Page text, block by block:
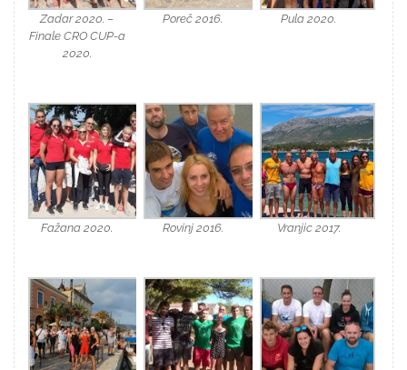
Zadar 2020. –
Finale CRO CUP-a
2020.
Poreč 2016. Pula 2020.
Fažana 2020. Rovinj 2016. Vranjic 2017.